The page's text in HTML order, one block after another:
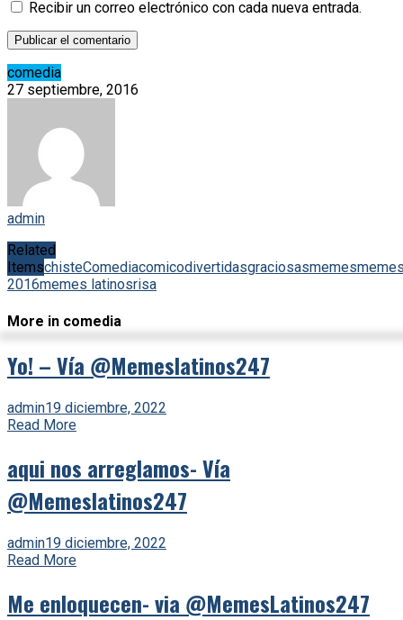
Recibir un correo electrónico con cada nueva entrada.
comedia
27 septiembre, 2016
admin
Related
ItemschisteComediacomicodivertidasgraciosasmemes
2016memes latinosrisa
More in comedia
Yo! – Vía @Memeslatinos247
admin19 diciembre, 2022
Read More
aqui nos arreglamos- Vía
@Memeslatinos247
admin19 diciembre, 2022
Read More
Me enloquecen- via @MemesLatinos247